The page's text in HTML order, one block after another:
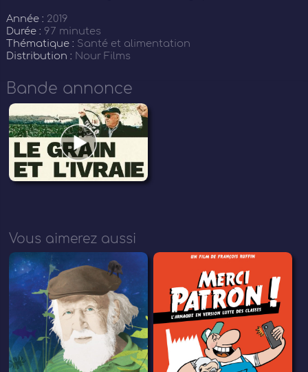
Année : 2019
Durée : 97 minutes
Thématique : Santé et alimentation
Distribution : Nour Films
Bande annonce
Vous aimerez aussi